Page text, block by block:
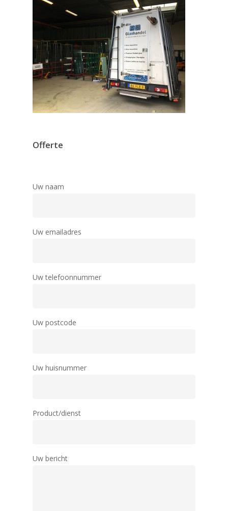
Offerte
Uw naam
Uw emailadres
Uw telefoonnummer
Uw postcode
Uw huisnummer
Product/dienst
Uw bericht
Enkelglas
Glas in lood